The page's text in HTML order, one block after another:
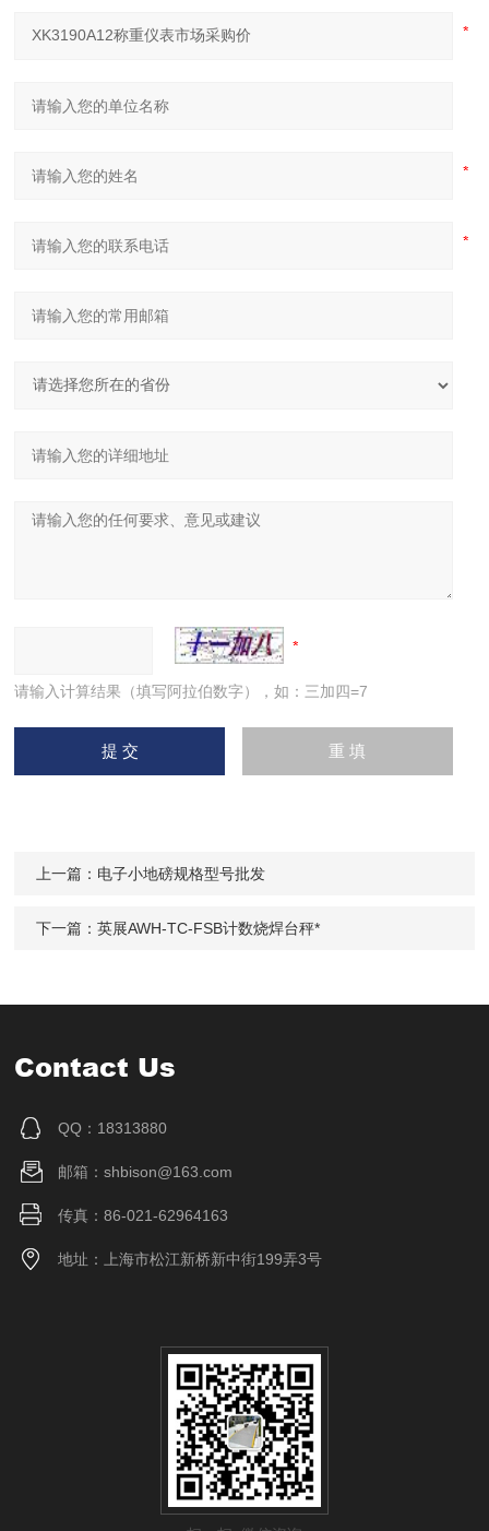
请输入计算结果（填写阿拉伯数字），如：三加四=7
上一篇： 电子小地磅规格型号批发
下一篇：英展AWH-TC-FSB计数烧焊台秤*
Contact Us
QQ：18313880
邮箱：shbison@163.com
传真：86-021-62964163
地址：上海市松江新桥新中街199弄3号